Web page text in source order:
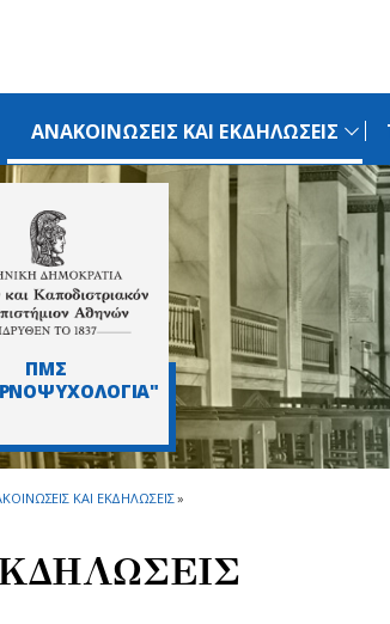
ΑΝΑΚΟΙΝΩΣΕΙΣ ΚΑΙ ΕΚΔΗΛΩΣΕΙΣ
ΠΜΣ
ΚΑΙ ΕΚΔΗΛΩΣΕΙΣ»